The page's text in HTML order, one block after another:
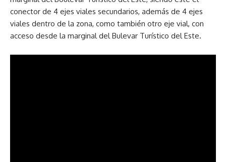
conector de 4 ejes viales secundarios, además de 4 ejes
viales dentro de la zona, como también otro eje vial, con
acceso desde la marginal del Bulevar Turístico del Este.